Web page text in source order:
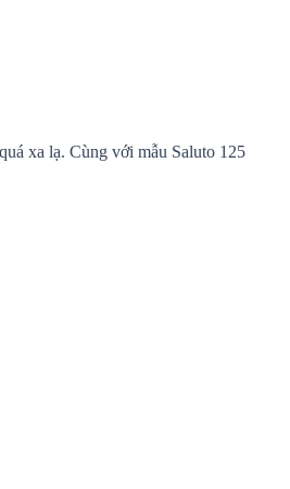
xa lạ. Cùng với mẫu Saluto 125